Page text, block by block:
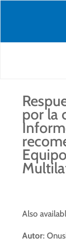
por la
Also
Autor: